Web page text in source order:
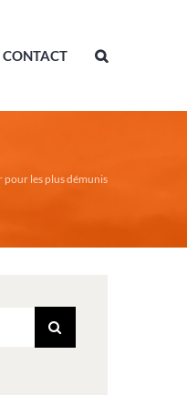
CONTACT
pour les plus démunis